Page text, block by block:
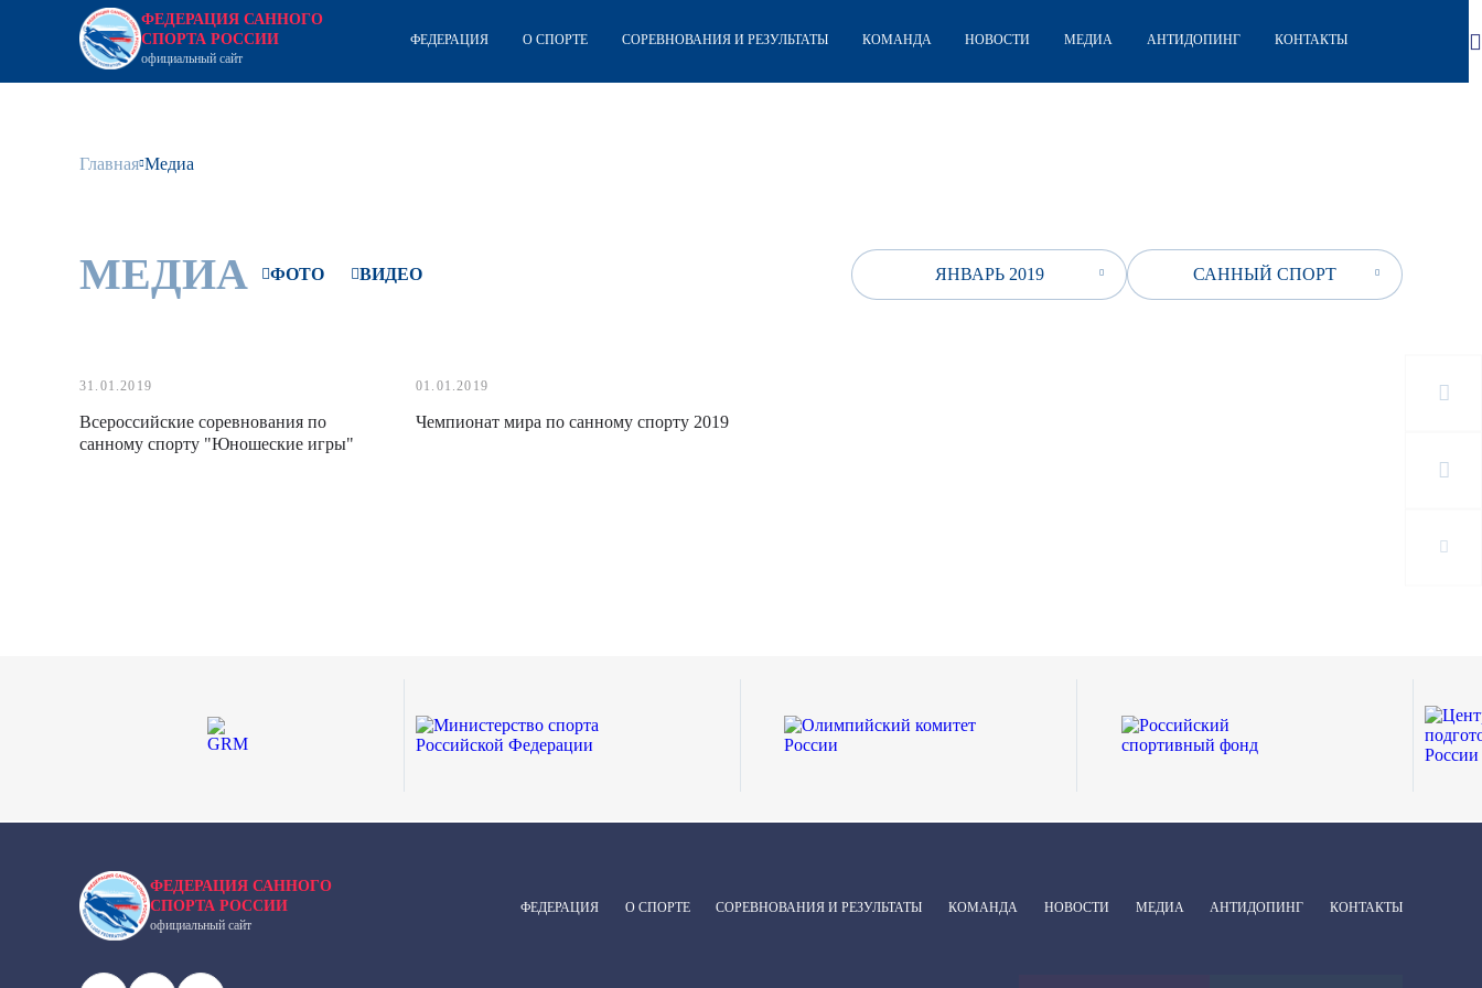
ФЕДЕРАЦИЯ САННОГО
СПОРТА РОССИИ
официальный сайт
ФЕДЕРАЦИЯ О СПОРТЕ СОРЕВНОВАНИЯ И РЕЗУЛЬТАТЫ КОМАНДА НОВОСТИ МЕДИА АНТИДОПИНГ КОНТАКТЫ
Главная Медиа
МЕДИА ФОТО ВИДЕО ЯНВАРЬ 2019 САННЫЙ СПОРТ
31.01.2019
Всероссийские соревнования по
санному спорту "Юношеские игры"
01.01.2019
Чемпионат мира по санному спорту 2019
ФЕДЕРАЦИЯ САННОГО
СПОРТА РОССИИ
официальный сайт
ФЕДЕРАЦИЯ О СПОРТЕ СОРЕВНОВАНИЯ И РЕЗУЛЬТАТЫ КОМАНДА НОВОСТИ МЕДИА АНТИДОПИНГ КОНТАКТЫ